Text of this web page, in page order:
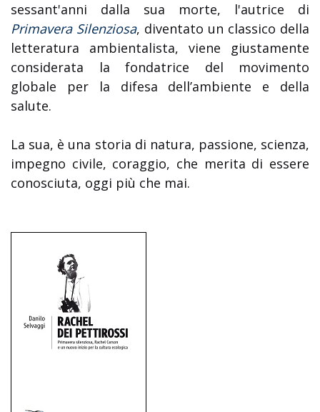
sessant'anni dalla sua morte, l'autrice di
Primavera Silenziosa, diventato un classico della
letteratura ambientalista, viene giustamente
considerata la fondatrice del movimento
globale per la difesa dell’ambiente e della
salute.
La sua, è una storia di natura, passione, scienza,
impegno civile, coraggio, che merita di essere
conosciuta, oggi più che mai.